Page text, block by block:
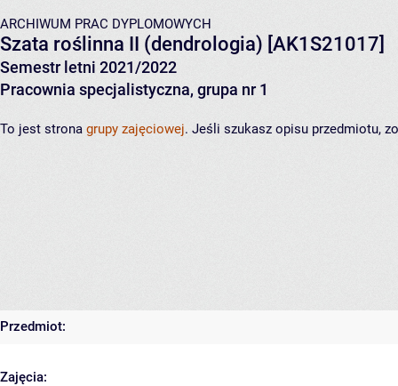
ARCHIWUM PRAC DYPLOMOWYCH
Szata roślinna II (dendrologia) [AK1S21017]
Semestr letni 2021/2022
Pracownia specjalistyczna, grupa nr 1
To jest strona grupy zajęciowej. Jeśli szukasz opisu przedmiotu,
Przedmiot:
Zajęcia: